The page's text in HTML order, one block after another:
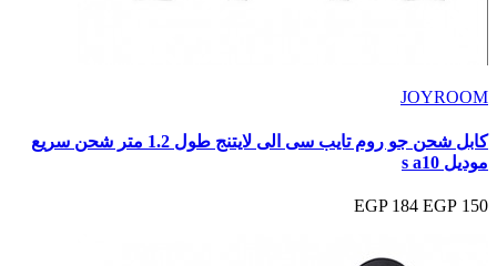
JOYROOM
كابل شحن جو روم تايب سى الى لايتنج طول 1.2 متر شحن سريع
موديل s a10
150 EGP
184 EGP